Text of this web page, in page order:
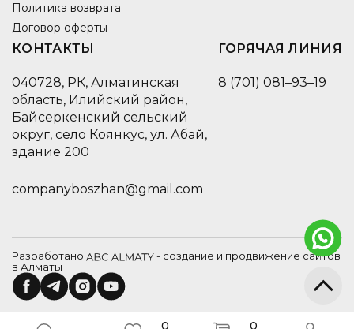
0 0
Политика возврата
Договор оферты
КОНТАКТЫ
040728, РК, Алматинская
область, Илийский район,
Байсеркенский сельский
округ, село Коянкус, ул. Абай,
здание 200
companyboszhan@gmail.com
ГОРЯЧАЯ ЛИНИЯ
8 (701) 081–93–19
Разработано
- создание и продвижение сайтов
в Алматы